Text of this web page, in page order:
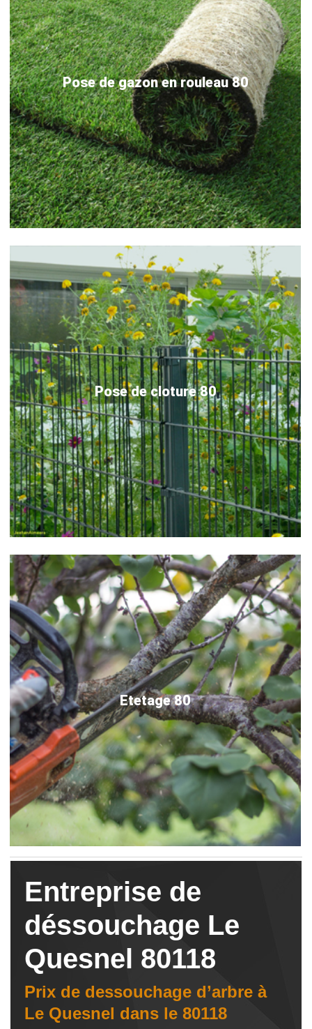
Pose de gazon en rouleau 80
Pose de cloture 80
Etetage 80
Entreprise de
déssouchage Le
Quesnel 80118
Prix de dessouchage d’arbre à
Le Quesnel dans le 80118